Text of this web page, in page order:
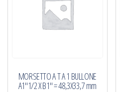
MORSETTO A T A 1 BULLONE
A1″1/2 X B1″ = 48,3X33,7 mm